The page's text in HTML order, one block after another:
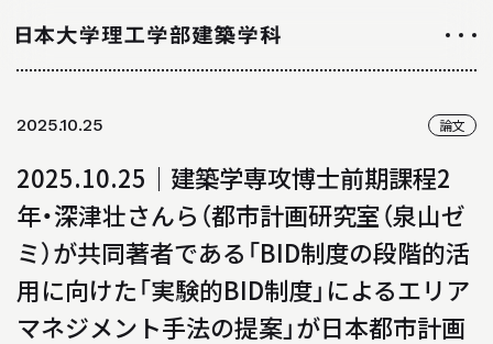
ALL ABOUT
日大理工学部建築学科のすべて
INTRODUCTION
学科紹介
2025.10.25 論文
2025.10.25｜建築学専攻博士前期課程2
年・深津壮さんら（都市計画研究室（泉山ゼ
ミ）が共同著者である「BID制度の段階的活
用に向けた「実験的BID制度」によるエリア
マネジメント手法の提案」が日本都市計画